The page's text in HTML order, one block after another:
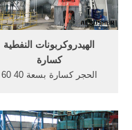
الهيدروكربونات النفطية
كسارة
الحجر كسارة بسعة 40 60
الهيدروكربونات